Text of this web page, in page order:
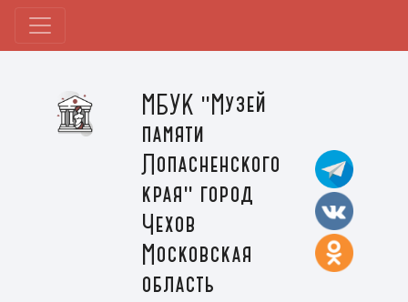
МБУК "Музей
памяти
Лопасненского
края" город
Чехов
Московская
область